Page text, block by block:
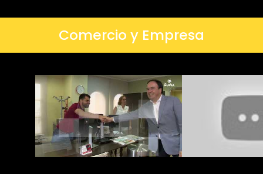
Comercio y Empresa